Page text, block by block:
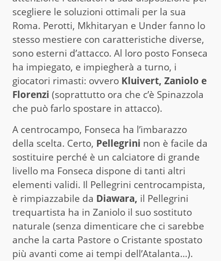
scegliere le soluzioni ottimali per la sua
Roma. Perotti, Mkhitaryan e Under fanno lo
stesso mestiere con caratteristiche diverse,
sono esterni d’attacco. Al loro posto Fonseca
ha impiegato, e impiegherà a turno, i
giocatori rimasti: ovvero Kluivert, Zaniolo e
Florenzi (soprattutto ora che c’è Spinazzola
che può farlo spostare in attacco).
A centrocampo, Fonseca ha l’imbarazzo
della scelta. Certo, Pellegrini non è facile da
sostituire perché è un calciatore di grande
livello ma Fonseca dispone di tanti altri
elementi validi. Il Pellegrini centrocampista,
è rimpiazzabile da Diawara, il Pellegrini
trequartista ha in Zaniolo il suo sostituto
naturale (senza dimenticare che ci sarebbe
anche la carta Pastore o Cristante spostato
più avanti come ai tempi dell’Atalanta…).